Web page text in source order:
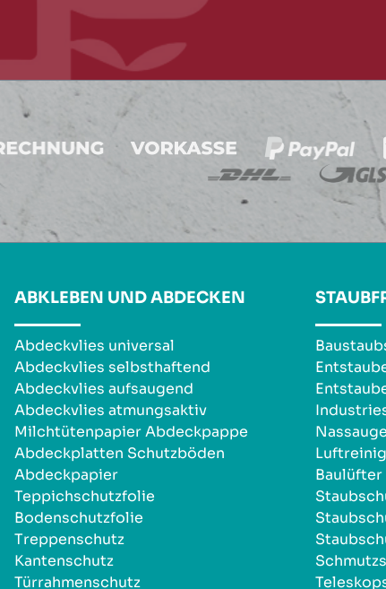
ABKLEBEN UND ABDECKEN
Abdeckvlies universal
Abdeckvlies selbsthaftend
Abdeckvlies aufsaugend
Abdeckvlies atmungsaktiv
Milchtütenpapier Abdeckpappe
Abdeckplatten Schutzböden
Abdeckpapier
Teppichschutzfolie
Bodenschutzfolie
Treppenschutz
Kantenschutz
Türrahmenschutz
Baulüfter